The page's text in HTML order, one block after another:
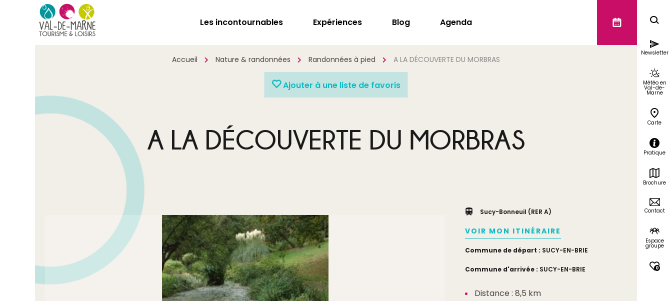
Les incontournables Expériences Blog Agenda
Accueil Nature & randonnées Randonnées à pied A LA DÉCOUVERTE DU MORBRAS
Newsletter
Météo en
Val-de-
Marne
Carte
Pratique
Brochure
Contact
Espace
groupe
0
Ajouter à une liste de favoris
A LA DÉCOUVERTE DU MORBRAS
Sucy-Bonneuil (RER A)
VOIR MON ITINÉRAIRE
Commune de départ : SUCY-EN-BRIE
Commune d'arrivée : SUCY-EN-BRIE
Distance : 8,5 km